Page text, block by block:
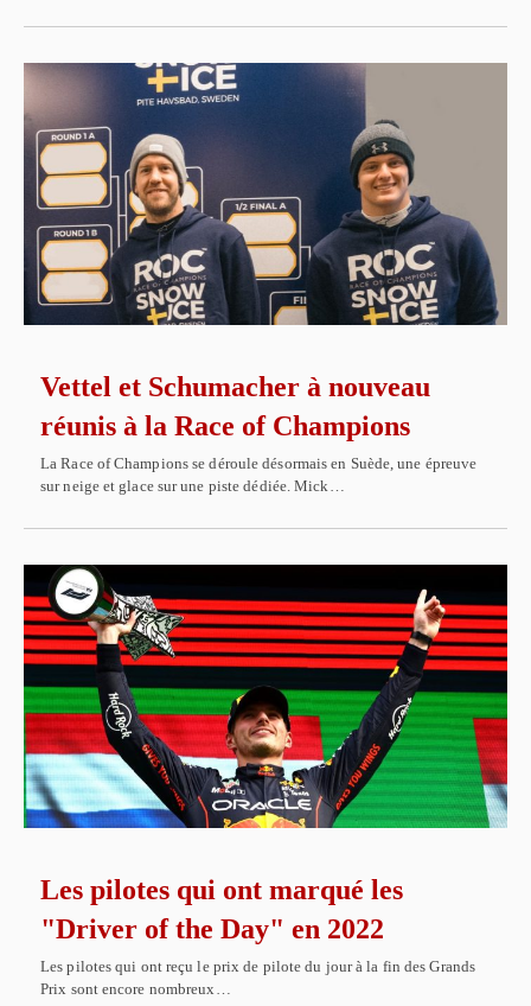
Vettel et Schumacher à nouveau
réunis à la Race of Champions
La Race of Champions se déroule désormais en Suède, une épreuve
sur neige et glace sur une piste dédiée. Mick…
Les pilotes qui ont marqué les
"Driver of the Day" en 2022
Les pilotes qui ont reçu le prix de pilote du jour à la fin des Grands
Prix sont encore nombreux…